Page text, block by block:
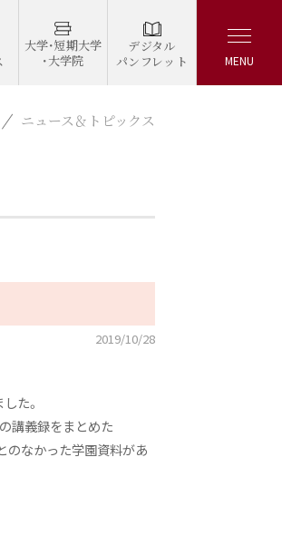
大学・短期大学
・大学院
デジタル
パンフレット
MENU
ニュース＆トピックス
2019/10/28
た。
講義録をまとめた
のなかった学園資料があ